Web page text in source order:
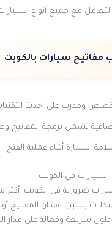
مع جميع أنواع
سيارات بالكويت
ومدرب على أحدث
تشمل برمجة المفاتيح
السيارة أثناء عملية الفتح
في الكويت
بسبب فقدان المفاتيح أو
سريعة وفعالة على مدار